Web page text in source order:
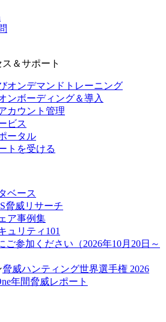
＆サポート
オンデマンドトレーニング
ンボーディング＆導入
カウント管理
ビス
ータル
トを受ける
ベース
脅威リサーチ
ア事例集
ュリティ101
ご参加ください（2026年10月20日～
脅威ハンティング世界選手権 2026
年間脅威レポート